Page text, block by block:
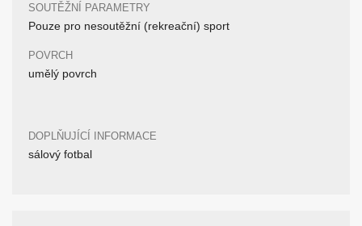
SOUTĚŽNÍ PARAMETRY
Pouze pro nesoutěžní (rekreační) sport
POVRCH
umělý povrch
DOPLŇUJÍCÍ INFORMACE
sálový fotbal